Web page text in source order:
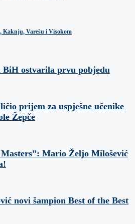
Kaknju, Varešu i Visokom
ostvarila prvu pobjedu
prijem za uspješne učenike
Žepče
Mario Željo Milošević
novi šampion Best of the Best